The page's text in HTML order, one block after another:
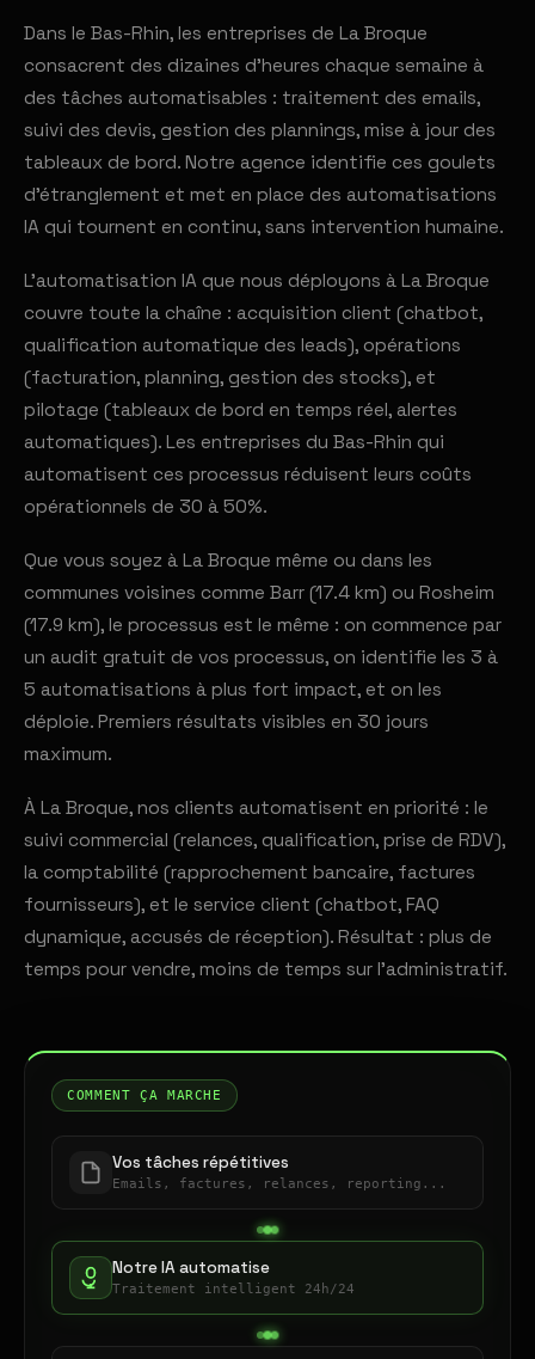
Dans le Bas-Rhin, les entreprises de La Broque
consacrent des dizaines d'heures chaque semaine à
des tâches automatisables : traitement des emails,
suivi des devis, gestion des plannings, mise à jour des
tableaux de bord. Notre agence identifie ces goulets
d'étranglement et met en place des automatisations
IA qui tournent en continu, sans intervention humaine.
L'automatisation IA que nous déployons à La Broque
couvre toute la chaîne : acquisition client (chatbot,
qualification automatique des leads), opérations
(facturation, planning, gestion des stocks), et
pilotage (tableaux de bord en temps réel, alertes
automatiques). Les entreprises du Bas-Rhin qui
automatisent ces processus réduisent leurs coûts
opérationnels de 30 à 50%.
Que vous soyez à La Broque même ou dans les
communes voisines comme Barr (17.4 km) ou Rosheim
(17.9 km), le processus est le même : on commence par
un audit gratuit de vos processus, on identifie les 3 à
5 automatisations à plus fort impact, et on les
déploie. Premiers résultats visibles en 30 jours
maximum.
À La Broque, nos clients automatisent en priorité : le
suivi commercial (relances, qualification, prise de RDV),
la comptabilité (rapprochement bancaire, factures
fournisseurs), et le service client (chatbot, FAQ
dynamique, accusés de réception). Résultat : plus de
temps pour vendre, moins de temps sur l'administratif.
COMMENT ÇA MARCHE
Vos tâches répétitives
Emails, factures, relances, reporting...
Notre IA automatise
Traitement intelligent 24h/24